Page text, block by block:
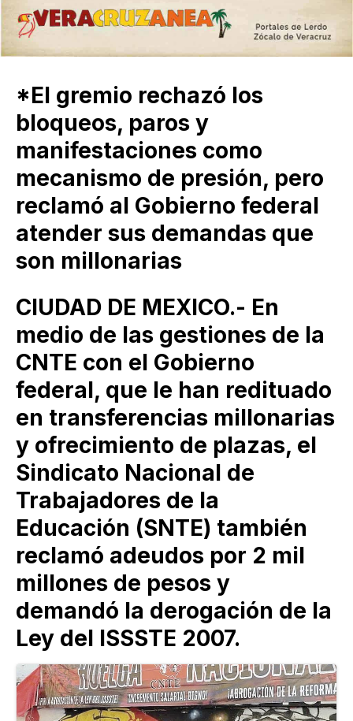
*El gremio rechazó los
bloqueos, paros y
manifestaciones como
mecanismo de presión, pero
reclamó al Gobierno federal
atender sus demandas que
son millonarias
CIUDAD DE MEXICO.- En
medio de las gestiones de la
CNTE con el Gobierno
federal, que le han redituado
en transferencias millonarias
y ofrecimiento de plazas, el
Sindicato Nacional de
Trabajadores de la
Educación (SNTE) también
reclamó adeudos por 2 mil
millones de pesos y
demandó la derogación de la
Ley del ISSSTE 2007.